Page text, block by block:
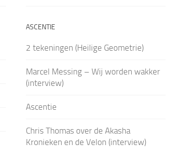
ASCENTIE
2 tekeningen (Heilige Geometrie)
Marcel Messing – Wij worden wakker
(interview)
Ascentie
Chris Thomas over de Akasha
Kronieken en de Velon (interview)